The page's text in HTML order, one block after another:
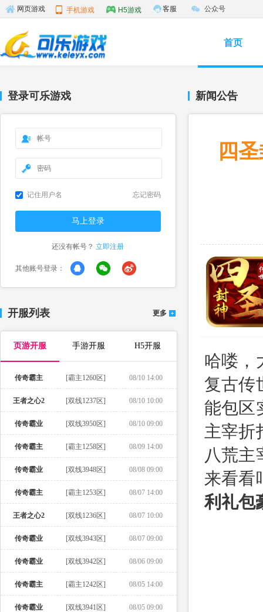
网页游戏 手机游戏 H5游戏 客服 公众号
首页
登录可乐游戏
记住用户名 忘记密码
还没有帐号？ 立即注册
其他账号登录：
开服列表 更多
页游开服 手游开服 H5开服
传奇霸主 [霸主1260区] 08/10 14:00
王者之心2 [双线1237区] 08/10 10:00
传奇霸业 [双线3950区] 08/10 09:00
传奇霸主 [霸主1258区] 08/09 14:00
传奇霸业 [双线3948区] 08/08 09:00
传奇霸主 [霸主1253区] 08/07 14:00
王者之心2 [双线1236区] 08/07 10:00
传奇霸业 [双线3943区] 08/07 09:00
传奇霸业 [双线3942区] 08/06 09:00
传奇霸主 [霸主1242区] 08/05 14:00
传奇霸业 [双线3941区] 08/05 09:00
新闻公告
四
哈喽，
复古传
能包区
主宰折
八荒主
来看看
利礼包